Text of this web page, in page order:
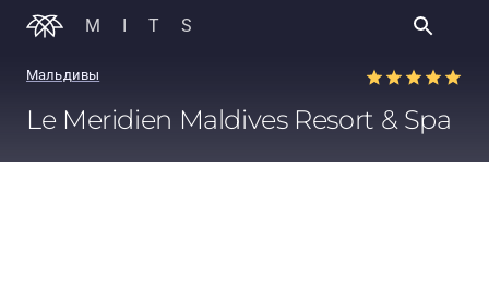
MITS
Мальдивы
Le Meridien Maldives Resort & Spa